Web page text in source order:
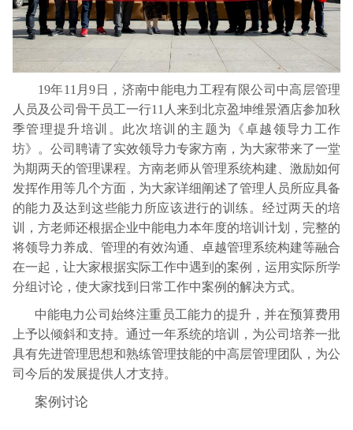
19年11月9日，济南中能电力工程有限公司中高层管理
人员及公司骨干员工一行11人来到北京盈坤维景酒店参加秋
季管理提升培训。此次培训的主题为《卓越领导力工作
坊》。公司聘请了实效领导力专家方南，为大家带来了一堂
为期两天的管理课程。方南老师从管理系统构建、激励如何
发挥作用等几个方面，为大家详细阐述了管理人员所应具备
的能力及达到这些能力所应该进行的训练。经过两天的培
训，方老师还根据企业中能电力本年度的培训计划，完整的
将领导力养成、管理的有效沟通、卓越管理系统构建等融合
在一起，让大家根据实际工作中遇到的案例，运用实际所学
分组讨论，使大家找到日常工作中案例的解决方式。
中能电力公司始终注重员工能力的提升，并在预算费用
上予以倾斜和支持。通过一年系统的培训，为公司培养一批
具有先进管理思想和熟练管理技能的中高层管理团队，为公
司今后的发展提供人才支持。
案例讨论